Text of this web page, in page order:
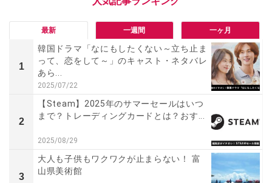
最新 一週間 一ヶ月
1
韓国ドラマ「なにもしたくない～立ち止ま
って、恋をして～」のキャスト・ネタバレ
あら...
2025/07/22
2
【Steam】2025年のサマーセールはいつ
まで？トレーディングカードとは？おす...
2025/08/29
3
大人も子供もワクワクが止まらない！ 富
山県美術館